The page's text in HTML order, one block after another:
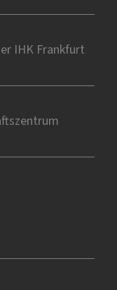
IHK Frankfurt